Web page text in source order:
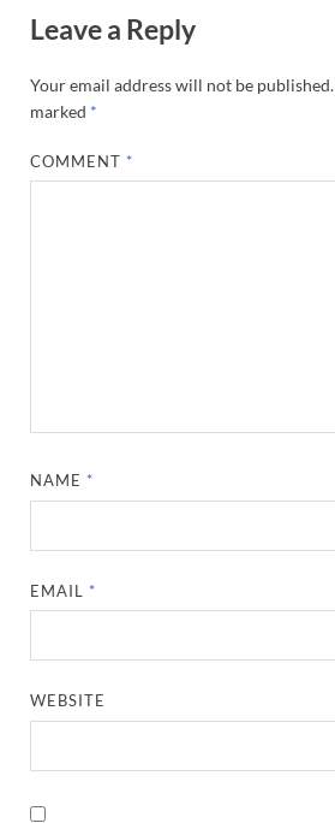
Leave a Reply
Your email address will not be published.
marked *
COMMENT *
NAME *
EMAIL *
WEBSITE